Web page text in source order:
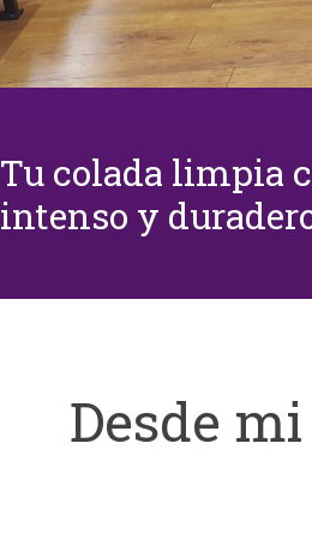
Tu colada limpia
intenso y
Desde